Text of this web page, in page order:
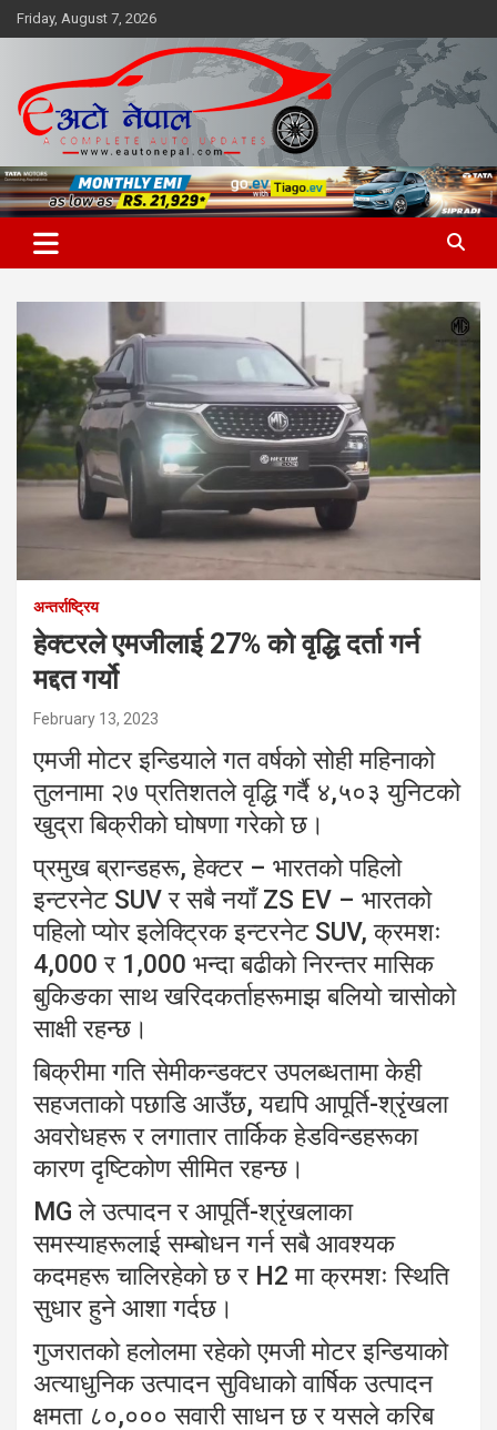
Skip
to
Friday, August 7, 2026
अन्तर्राष्ट्रिय
हेक्टरले एमजीलाई 27% को वृद्धि दर्ता गर्न
मद्दत गर्यो
February 13, 2023
एमजी मोटर इन्डियाले गत वर्षको सोही महिनाको
तुलनामा २७ प्रतिशतले वृद्धि गर्दै ४,५०३ युनिटको
खुद्रा बिक्रीको घोषणा गरेको छ।
प्रमुख ब्रान्डहरू, हेक्टर – भारतको पहिलो
इन्टरनेट SUV र सबै नयाँ ZS EV – भारतको
पहिलो प्योर इलेक्ट्रिक इन्टरनेट SUV, क्रमशः
4,000 र 1,000 भन्दा बढीको निरन्तर मासिक
बुकिङका साथ खरिदकर्ताहरूमाझ बलियो चासोको
साक्षी रहन्छ।
बिक्रीमा गति सेमीकन्डक्टर उपलब्धतामा केही
सहजताको पछाडि आउँछ, यद्यपि आपूर्ति-श्रृंखला
अवरोधहरू र लगातार तार्किक हेडविन्डहरूका
कारण दृष्टिकोण सीमित रहन्छ।
MG ले उत्पादन र आपूर्ति-श्रृंखलाका
समस्याहरूलाई सम्बोधन गर्न सबै आवश्यक
कदमहरू चालिरहेको छ र H2 मा क्रमशः स्थिति
सुधार हुने आशा गर्दछ।
गुजरातको हलोलमा रहेको एमजी मोटर इन्डियाको
अत्याधुनिक उत्पादन सुविधाको वार्षिक उत्पादन
क्षमता ८०,००० सवारी साधन छ र यसले करिब